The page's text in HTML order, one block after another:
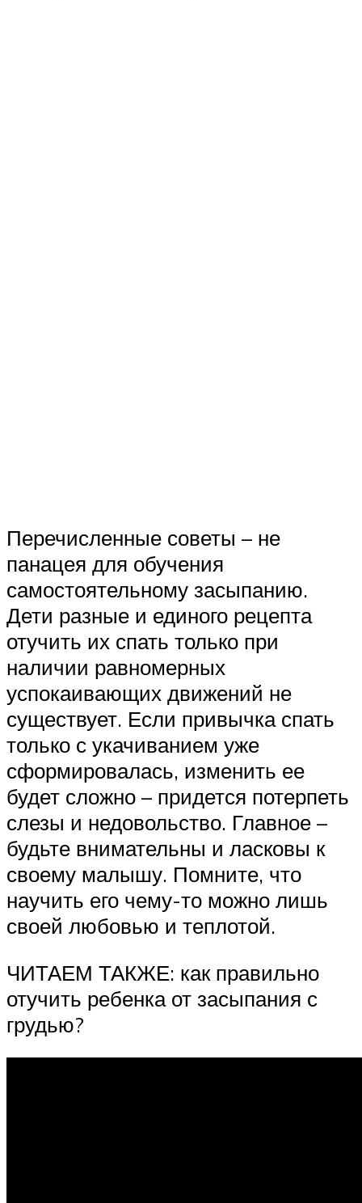
Перечисленные советы – не
панацея для обучения
самостоятельному засыпанию.
Дети разные и единого рецепта
отучить их спать только при
наличии равномерных
успокаивающих движений не
существует. Если привычка спать
только с укачиванием уже
сформировалась, изменить ее
будет сложно – придется потерпеть
слезы и недовольство. Главное –
будьте внимательны и ласковы к
своему малышу. Помните, что
научить его чему-то можно лишь
своей любовью и теплотой.
ЧИТАЕМ ТАКЖЕ: как правильно
отучить ребенка от засыпания с
грудью?